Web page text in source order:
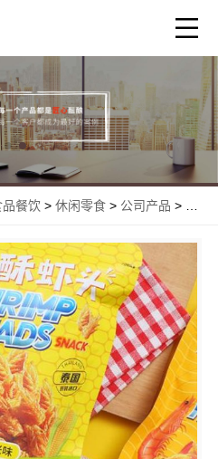
品餐饮 > 休闲零食> 公司产品 >